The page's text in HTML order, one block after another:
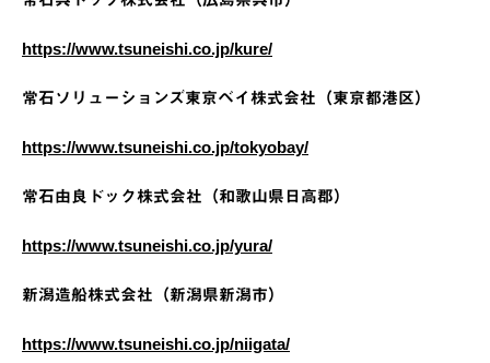
https://www.tsuneishi.co.jp/kure/
常石ソリューションズ東京ベイ株式会社（東京都港区）
https://www.tsuneishi.co.jp/tokyobay/
常石由良ドック株式会社（和歌山県日高郡）
https://www.tsuneishi.co.jp/yura/
新潟造船株式会社（新潟県新潟市）
https://www.tsuneishi.co.jp/niigata/